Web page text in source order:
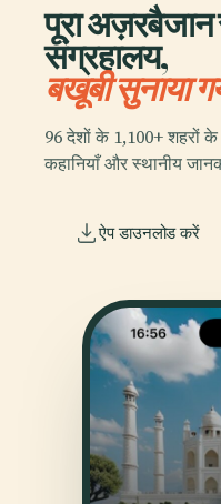
पूरा अज़रबैजान
संग्रहालय,
बखूबी सुनाया
96 देशों के 1,100+ शहरों के
कहानियाँ और स्थानीय
ऐप डाउनलोड करें